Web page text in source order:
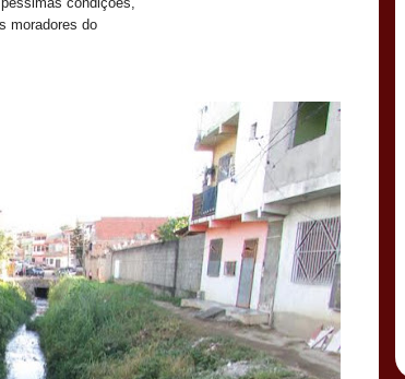
moradores do